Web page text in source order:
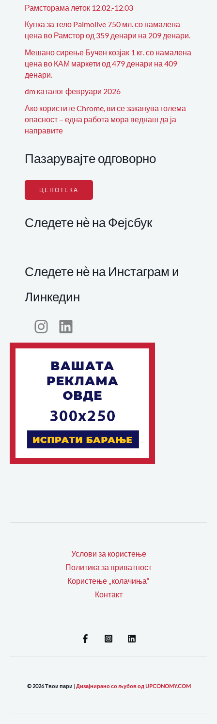
Рамсторама леток 12.02.-12.03
Купка за тело Palmolive 750 мл. со намалена
цена во Рамстор од 359 денари на 209 денари.
Мешано сирење Бучен козјак 1 кг. со намалена
цена во КАМ маркети од 479 денари на 409
денари.
dm каталог февруари 2026
Ако користите Chrome, ви се заканува голема
опасност – една работа мора веднаш да ја
направите
Пазарувајте одговорно
ЦЕНОТЕКА
Следете нѐ на Фејсбук
Следете нѐ на Инстаграм и
Линкедин
Услови за користење
Политика за приватност
Користење „колачиња“
Контакт
© 2026 Твои пари | Дизајнирано со љубов од UPCONOMY.COM